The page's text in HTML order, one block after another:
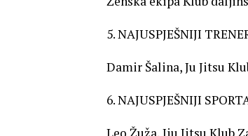
5. NAJUSPJEŠNIJI
Damir Šalina, Ju Jitsu
6. NAJUSPJEŠNIJI